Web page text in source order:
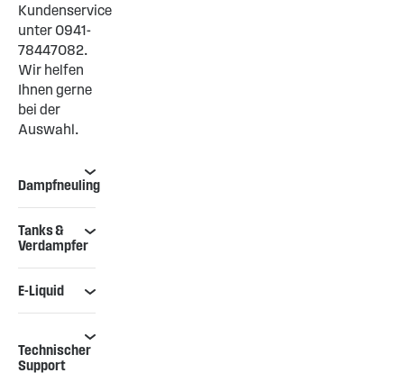
Kundenservice
unter 0941-
78447082.
Wir helfen
Ihnen gerne
bei der
Auswahl.
Dampfneuling
Tanks &
Verdampfer
E-Liquid
Technischer
Support